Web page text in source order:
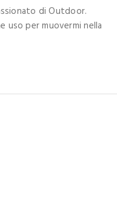
di Outdoor.
uso per muovermi nella